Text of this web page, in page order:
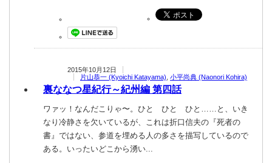
2015年10月12日
片山恭一 (Kyoichi Katayama) 小平尚典 (Naonori Kohira)
裏ななつ星紀行 ～紀州編 第四話
ワァッ！なんだこりゃ〜。ひと ひと ひと……と、いき
なり冷静さを欠いているが、これは折口信夫の『死者の
書』ではない、参道を埋める人の多さを描写しているので
ある。いったいどこから湧い...